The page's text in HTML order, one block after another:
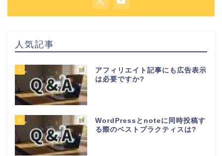
人気記事
1
アフィリエイト記事にも広告表示
は必要ですか?
2
WordPressとnoteに同時投稿す
る際のベストプラクティスは?